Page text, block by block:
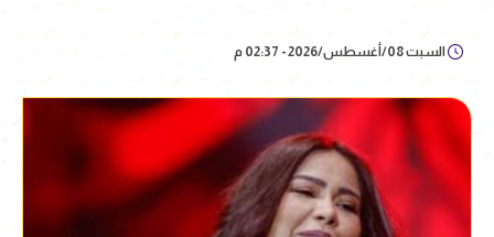
السبت 08/أغسطس/2026 - 02:37 م